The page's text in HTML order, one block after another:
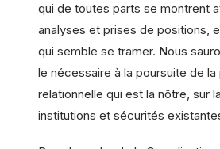
qui de toutes parts se montrent
analyses et prises de positions,
qui semble se tramer. Nous
le nécessaire à la poursuite de la
relationnelle qui est la nôtre, sur
institutions et sécurités